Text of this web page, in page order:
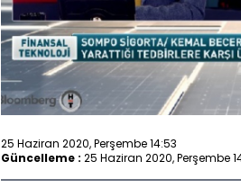
25 Haziran 2020, Perşembe 14:53
Güncelleme : 25 Haziran 2020, Perşembe